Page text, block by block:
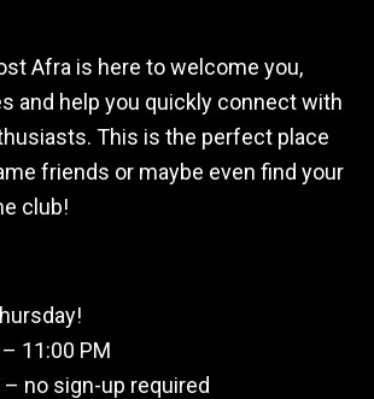
Afra is here to welcome you,
and help you quickly connect with
This is the perfect place
friends or maybe even find your
club!
11:00 PM
– no sign-up required